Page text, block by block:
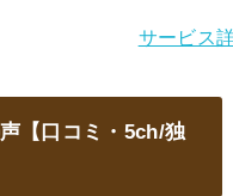
サービス
【口コミ・5ch/独